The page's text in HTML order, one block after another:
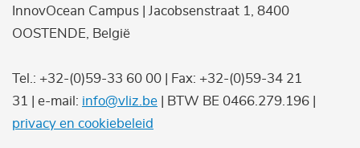
InnovOcean Campus | Jacobsenstraat 1, 8400
OOSTENDE, België
Tel.: +32-(0)59-33 60 00 | Fax: +32-(0)59-34 21
31 | e-mail: info@vliz.be | BTW BE 0466.279.196 |
privacy en cookiebeleid